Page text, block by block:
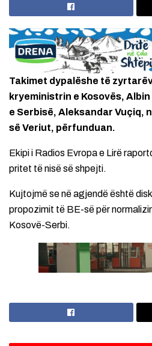
Takimet dypalëshe të
kryeministrin e Kosovës,
e Serbisë, Aleksandar Vuçiq,
së Veriut, përfunduan.
Ekipi i Radios Evropa e Lirë
pritet të nisë së shpejti.
Kujtojmë se në agjendë është
propozimit të BE-së për
Kosovë-Serbi.